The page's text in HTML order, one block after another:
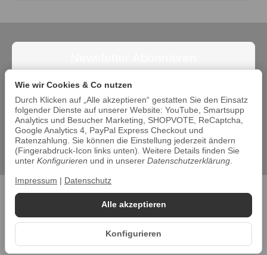
keine Angebote. Die Abmeldung ist jederzeit möglich.
Abonnieren
Bitte beachten Sie unsere Datenschutzerklärung
© 2026 Gewächshäuser und mehr e.K.
Powered byJTL-Shop
Alle akzeptieren
Konfigurieren
Wie wir Cookies & Co nutzen
Durch Klicken auf „Alle akzeptieren“ gestatten Sie den Einsatz
folgender Dienste auf unserer Website: YouTube, Smartsupp
Analytics und Besucher Marketing, SHOPVOTE, ReCaptcha,
Google Analytics 4, PayPal Express Checkout und
Ratenzahlung. Sie können die Einstellung jederzeit ändern
(Fingerabdruck-Icon links unten). Weitere Details finden Sie
unter Konfigurieren und in unserer Datenschutzerklärung.
Impressum Datenschutz